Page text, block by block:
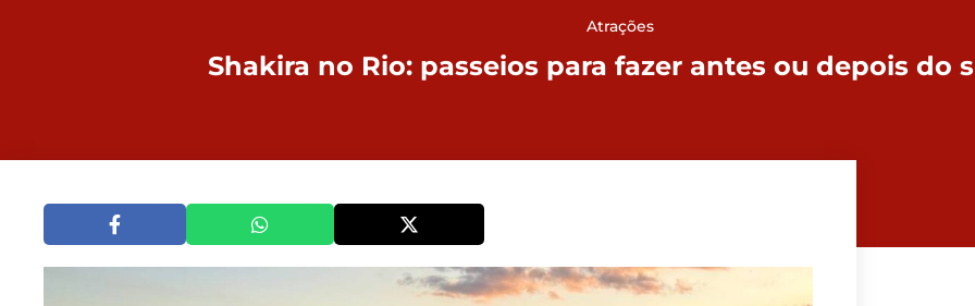
Atrações
Shakira no Rio: passeios para fazer antes ou depois do